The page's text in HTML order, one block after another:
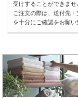
受けすることができませ
ご注文の際は、送付先
を十分にご確認をお願い